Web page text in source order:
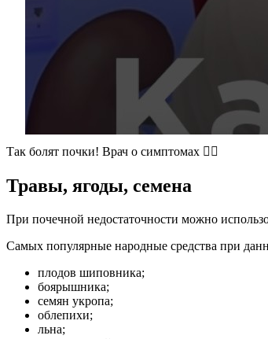
Так болят почки! Врач о симптомах ☝🏻
Травы, ягоды, семена
При почечной недостаточности можно
Самых популярные народные средства при
плодов шиповника;
боярышника;
семян укропа;
облепихи;
льна;